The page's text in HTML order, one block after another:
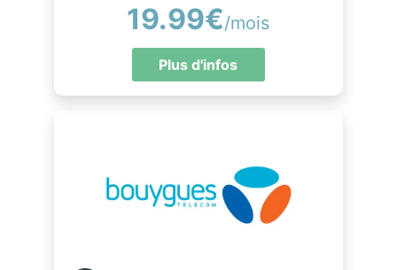
19.99€/mois
Plus d'infos